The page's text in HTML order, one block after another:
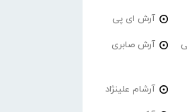
آرش ای پی
آرش صابری
آرشام علینژاد